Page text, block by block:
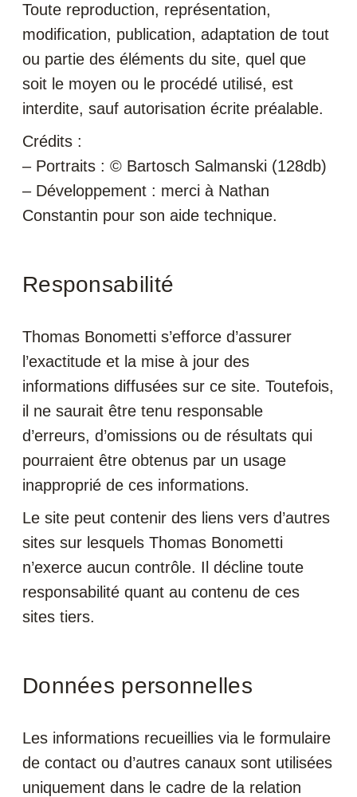
Toute reproduction, représentation,
modification, publication, adaptation de tout
ou partie des éléments du site, quel que
soit le moyen ou le procédé utilisé, est
interdite, sauf autorisation écrite préalable.
Crédits :
– Portraits : © Bartosch Salmanski (128db)
– Développement : merci à Nathan
Constantin pour son aide technique.
Responsabilité
Thomas Bonometti s’efforce d’assurer
l’exactitude et la mise à jour des
informations diffusées sur ce site. Toutefois,
il ne saurait être tenu responsable
d’erreurs, d’omissions ou de résultats qui
pourraient être obtenus par un usage
inapproprié de ces informations.
Le site peut contenir des liens vers d’autres
sites sur lesquels Thomas Bonometti
n’exerce aucun contrôle. Il décline toute
responsabilité quant au contenu de ces
sites tiers.
Données personnelles
Les informations recueillies via le formulaire
de contact ou d’autres canaux sont utilisées
uniquement dans le cadre de la relation